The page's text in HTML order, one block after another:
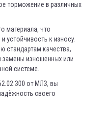
торможение в различных
материала, что
устойчивость к износу.
стандартам качества,
изношенных или
системе.
от МЛЗ, вы
своего